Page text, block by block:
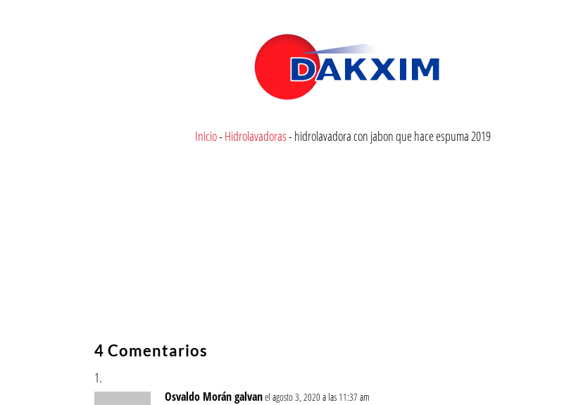
Inicio- Hidrolavadoras- hidrolavadora con jabon que hace espuma 2019
4 Comentarios
Osvaldo Morán galvanel agosto 3, 2020 a las 11:37 am